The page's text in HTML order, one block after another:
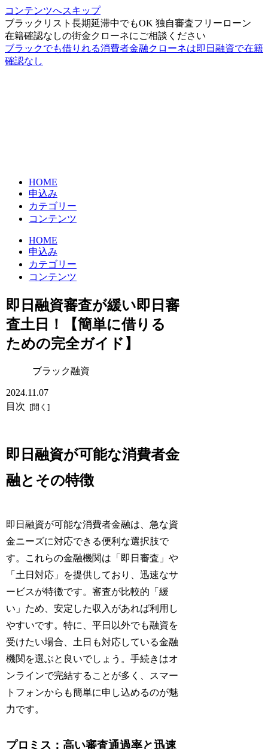
コンテンツへスキップ
ブラックリスト長期延滞中でもOK 独自審査フリーローン
在籍確認なしの街金クローネにご相談ください
ブラックでも借りれる消費者金融クローネは即日融資で在籍
確認なし
HOME
申込み
カテゴリー
コンテンツ
HOME
申込み
カテゴリー
コンテンツ
即日融資審査が緩い即日審
査土日！【簡単に借りる
ための完全ガイド】
ブラック融資
2024.11.07
目次
即日融資が可能な消費者金
融とその特徴
即日融資が可能な消費者金融は、急な資
金ニーズに対応できる便利な選択肢で
す。これらの金融機関は「即日審査」や
「土日対応」を提供しており、迅速なサ
ービスが特徴です。審査が比較的「緩
い」ため、安定した収入があれば利用し
やすいです。特に、平日以外でも融資を
受けたい場合、土日も対応している金融
機関を選ぶと良いでしょう。手続きはオ
ンラインで完結することが多く、スマー
トフォンからも簡単に申し込めるのが魅
力です。
プロミス：高い審査通過率と迅速